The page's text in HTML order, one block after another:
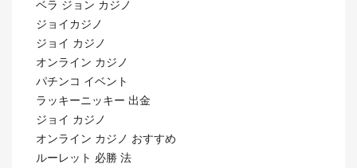
ベラ ジョン カジノ
ジョイカジノ
ジョイ カジノ
オンライン カジノ
パチンコ イベント
ラッキーニッキー 出金
ジョイ カジノ
オンライン カジノ おすすめ
ルーレット 必勝 法